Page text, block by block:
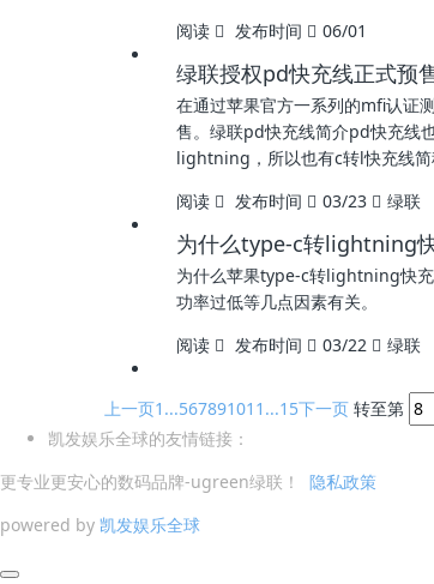
阅读
发布时间 06/01
绿联授权pd快充线正式预
在通过苹果官方一系列的mfi认证
售。绿联pd快充线简介pd快充线
lightning，所以也有c转l快充线
阅读
发布时间 03/23 绿联
为什么type-c转lightning
为什么苹果type-c转lightning快
功率过低等几点因素有关。
阅读
发布时间 03/22 绿联
上一页1...567891011 ...15下一页 转至第
凯发娱乐全球的友情链接：
更专业更安心的数码品牌-ugreen绿联！ 隐私政策
powered by 凯发娱乐全球